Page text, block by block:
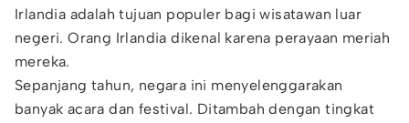
Irlandia adalah tujuan populer bagi wisatawan luar
negeri. Orang Irlandia dikenal karena perayaan meriah
mereka.
Sepanjang tahun, negara ini menyelenggarakan
banyak acara dan festival. Ditambah dengan tingkat